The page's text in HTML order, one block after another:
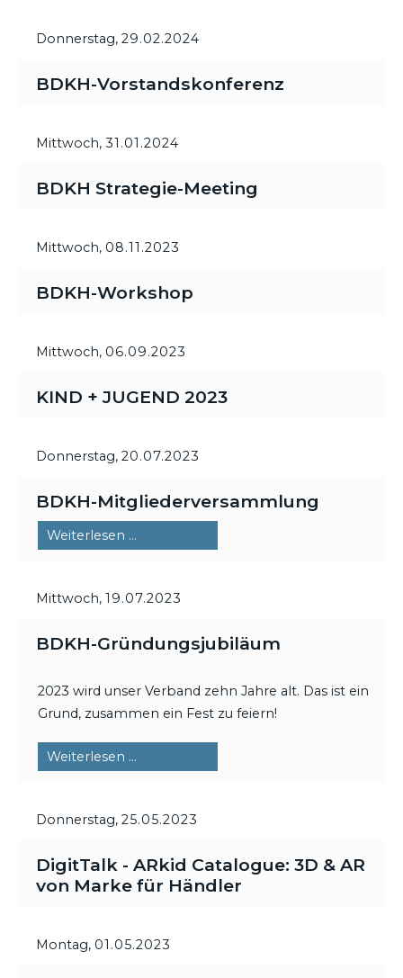
Donnerstag, 29.02.2024
BDKH-Vorstandskonferenz
Mittwoch, 31.01.2024
BDKH Strategie-Meeting
Mittwoch, 08.11.2023
BDKH-Workshop
Mittwoch, 06.09.2023
KIND + JUGEND 2023
Donnerstag, 20.07.2023
BDKH-Mitgliederversammlung
Weiterlesen …
Mittwoch, 19.07.2023
BDKH-Gründungsjubiläum
2023 wird unser Verband zehn Jahre alt. Das ist ein
Grund, zusammen ein Fest zu feiern!
Weiterlesen …
Donnerstag, 25.05.2023
DigitTalk - ARkid Catalogue: 3D & AR
von Marke für Händler
Montag, 01.05.2023